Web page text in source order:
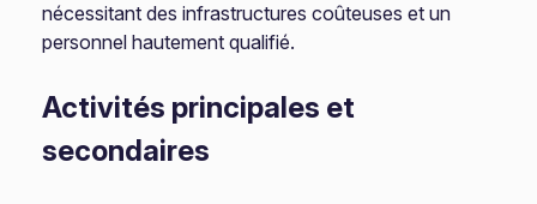
nécessitant des infrastructures coûteuses et un
personnel hautement qualifié.
Activités principales et
secondaires